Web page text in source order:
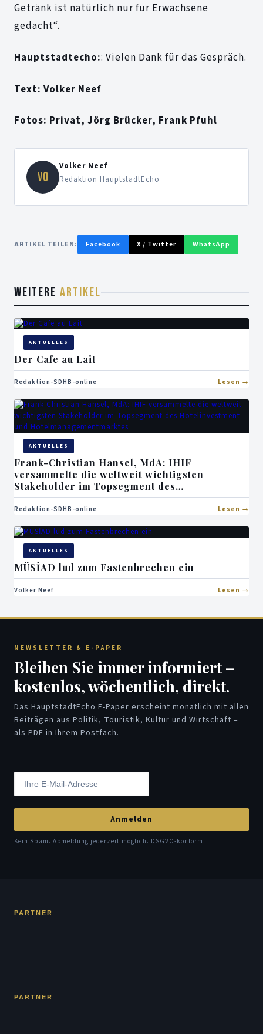
Getränk ist natürlich nur für Erwachsene
gedacht“.
Hauptstadtecho:: Vielen Dank für das Gespräch.
Text: Volker Neef
Fotos: Privat, Jörg Brücker, Frank Pfuhl
VO
Volker Neef
Redaktion HauptstadtEcho
ARTIKEL TEILEN: Facebook X / Twitter WhatsApp
WEITERE ARTIKEL
AKTUELLES
Der Cafe au Lait
Redaktion-SDHB-online Lesen
AKTUELLES
Frank-Christian Hansel, MdA: IHIF
versammelte die weltweit wichtigsten
Stakeholder im Topsegment des
Hotelinvestment- und
Hotelmanagementmarktes
Redaktion-SDHB-online Lesen
AKTUELLES
MÜSİAD lud zum Fastenbrechen ein
Volker Neef Lesen
NEWSLETTER & E-PAPER
Bleiben Sie immer informiert –
kostenlos, wöchentlich, direkt.
Das HauptstadtEcho E-Paper erscheint monatlich mit allen
Beiträgen aus Politik, Touristik, Kultur und Wirtschaft –
als PDF in Ihrem Postfach.
Anmelden
Kein Spam. Abmeldung jederzeit möglich. DSGVO-konform.
PARTNER
PARTNER